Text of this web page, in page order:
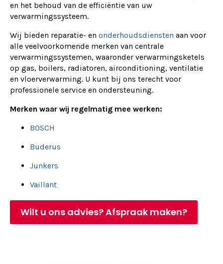
en het behoud van de efficiëntie van uw
verwarmingssysteem.
Wij bieden reparatie- en onderhoudsdiensten aan voor
alle veelvoorkomende merken van centrale
verwarmingssystemen, waaronder verwarmingsketels
op gas, boilers, radiatoren, airconditioning, ventilatie
en vloerverwarming. U kunt bij ons terecht voor
professionele service en ondersteuning.
Merken waar wij regelmatig mee werken:
BOSCH
Buderus
Junkers
Vaillant
Wilt u ons advies? Afspraak maken?